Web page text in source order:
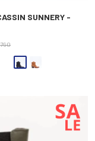
SUNNERY -